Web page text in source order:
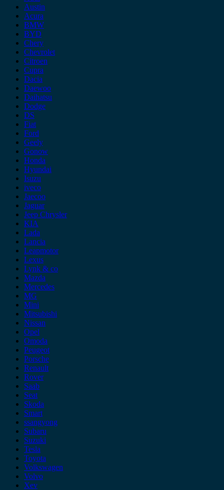
Austin
Acura
BMW
BYD
Chery
Chevrolet
Citroen
Cupra
Dacia
Daewoo
Daihatsu
Dodge
DS
Fiat
Ford
Geely
Gonow
Honda
Hyundai
Isuzu
iveco
Jaecoo
Jaguar
Jeep Chrysler
KIA
Lada
Lancia
Leapmotor
Lexus
Lynk & co
Mazda
Mercedes
MG
Mini
Mitsubishi
Nissan
Opel
Omoda
Peugeot
Porsche
Renault
Rover
Saab
Seat
Skoda
Smart
ssangyong
Subaru
Suzuki
Tesla
Toyota
Volkswagen
Volvo
Xev